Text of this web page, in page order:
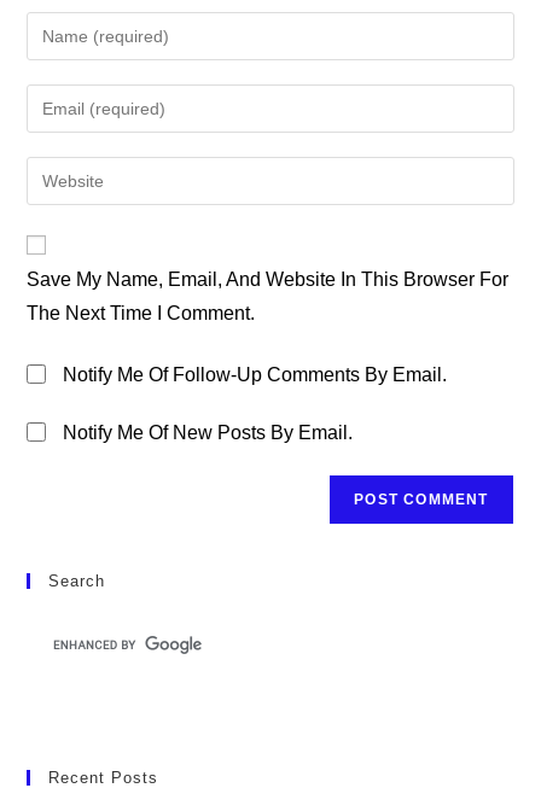
Your
Name
Or
To
Comment
Your
Email
Address
Your
URL
(optional)
Save My Name, Email, And Website In This Browser For
The Next Time I Comment.
Notify Me Of Follow-Up Comments By Email.
Notify Me Of New Posts By Email.
Search
Recent Posts